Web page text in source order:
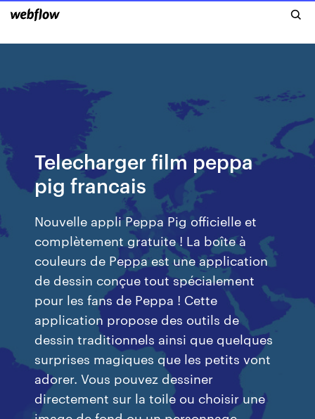
Telecharger film peppa
pig francais
Nouvelle appli Peppa Pig officielle et
complètement gratuite ! La boîte à
couleurs de Peppa est une application
de dessin conçue tout spécialement
pour les fans de Peppa ! Cette
application propose des outils de
dessin traditionnels ainsi que quelques
surprises magiques que les petits vont
adorer. Vous pouvez dessiner
directement sur la toile ou choisir une